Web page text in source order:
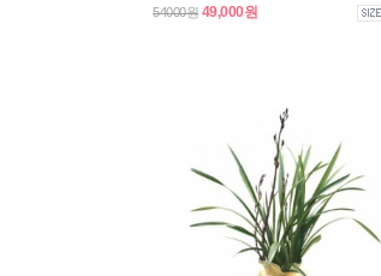
54000원 49,000원